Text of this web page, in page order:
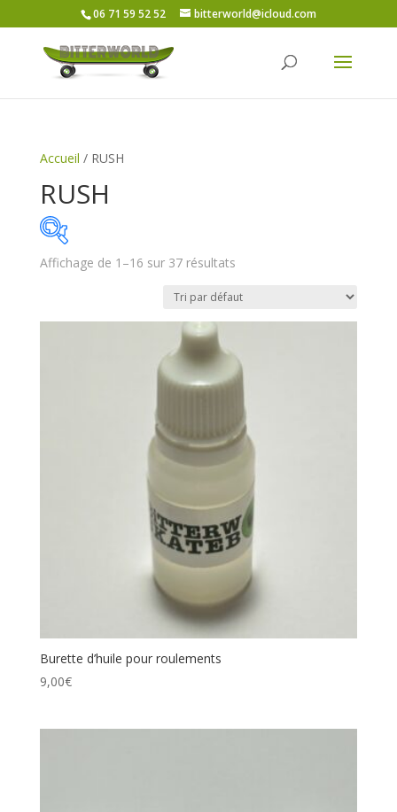
06 71 59 52 52 bitterworld@icloud.com
Accueil / RUSH
RUSH
Price:8€—45€
Catégories de produits
Catégories de produits
Étiquettes produit
Affichage de 1–16 sur 37 résultats
Burette d’huile pour roulements
9,00€